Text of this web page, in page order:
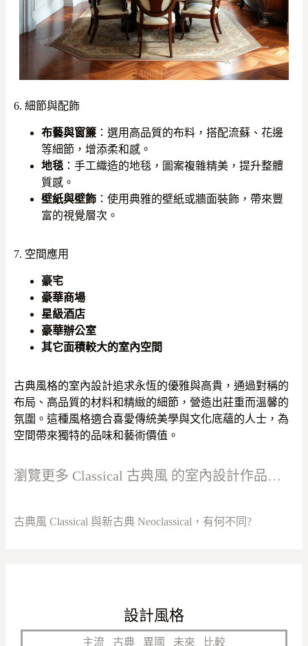
6. 細節與配飾
布藝與窗簾 ：選用高品質的布料，搭配流蘇、花邊
等細節，增添柔和感。
地毯 ：手工織造的地毯，圖案複雜精美，提升整體
質感。
壁紙與壁飾 ：使用典雅的壁紙或牆面裝飾，帶來豐
富的視覺層次。
7. 空間應用
豪宅
豪華商場
星級酒店
豪華辦公室
其它面積較大的室內空間
古典風格的室內設計追求永恆的優雅與高貴，通過對稱的
布局、高品質的材料和精緻的細節，營造出莊重而溫馨的
氛圍。這種風格適合喜愛傳統美學與文化底蘊的人士，為
空間帶來獨特的品味和藝術價值。
瀏覽更多 Classical 古典風 的室內設計作品…
古典風 Classical 與新古典 Neoclassical，有何不同?
設計風格
主流 古典 異國 未來 比較